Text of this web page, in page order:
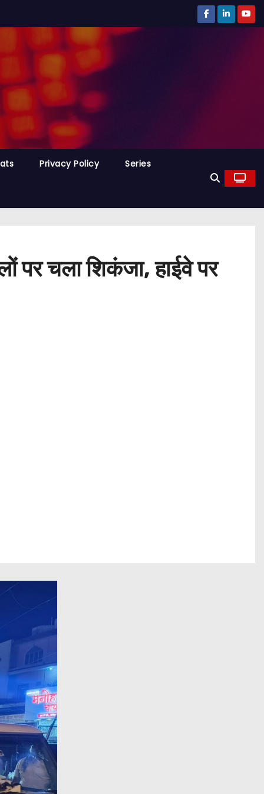
Privacy Policy Series
पर चला शिकंजा, हाईवे पर